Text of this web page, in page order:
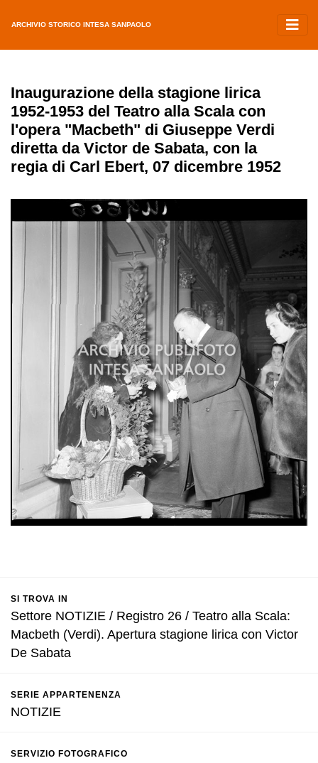
ARCHIVIO STORICO INTESA SANPAOLO
Inaugurazione della stagione lirica
1952-1953 del Teatro alla Scala con
l'opera "Macbeth" di Giuseppe Verdi
diretta da Victor de Sabata, con la
regia di Carl Ebert, 07 dicembre 1952
SI TROVA IN
Settore NOTIZIE / Registro 26 / Teatro alla Scala:
Macbeth (Verdi). Apertura stagione lirica con Victor
De Sabata
SERIE APPARTENENZA
NOTIZIE
SERVIZIO FOTOGRAFICO